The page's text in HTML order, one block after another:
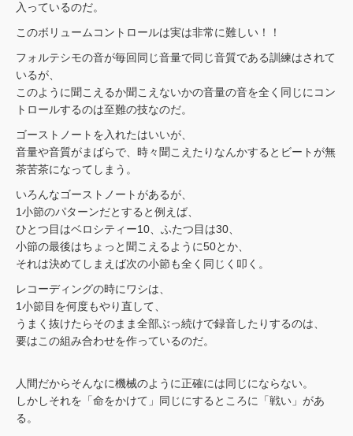
入っているのだ。
このボリュームコントロールは実は非常に難しい！！
フォルテシモの音が毎回同じ音量で同じ音質である訓練はされて
いるが、
このように聞こえるか聞こえないかの音量の音を全く同じにコン
トロールするのは至難の技なのだ。
ゴーストノートを入れたはいいが、
音量や音質がまばらで、時々聞こえたりなんかするとビートが無
茶苦茶になってしまう。
いろんなゴーストノートがあるが、
1小節のパターンだとすると例えば、
ひとつ目はベロシティー10、ふたつ目は30、
小節の最後はちょっと聞こえるように50とか、
それは決めてしまえば次の小節も全く同じく叩く。
レコーディングの時にワシは、
1小節目を何度もやり直して、
うまく抜けたらそのまま全部ぶっ続けで録音したりするのは、
要はこの組み合わせを作っているのだ。
人間だからそんなに機械のように正確には同じにならない。
しかしそれを「命をかけて」同じにするところに「戦い」があ
る。